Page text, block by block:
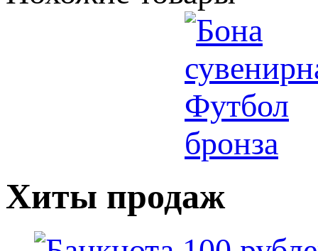
Хиты продаж